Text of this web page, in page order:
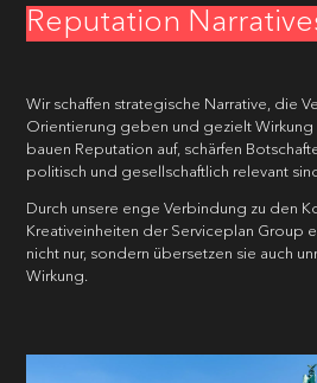
Reputation
Wir schaffen strategische Narrative, die
Orientierung geben und gezielt Wirkung
bauen Reputation auf, schärfen
politisch und gesellschaftlich relevant
Durch unsere enge Verbindung zu den
Kreativeinheiten der Serviceplan Group
nicht nur, sondern übersetzen sie auch
Wirkung.